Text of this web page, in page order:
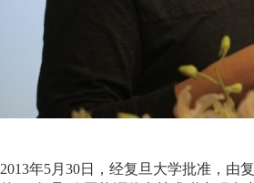
2013年5月30日，经复旦大学批准，由